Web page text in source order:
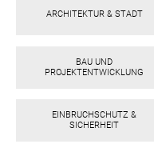
ARCHITEKTUR & STADT
BAU UND
PROJEKTENTWICKLUNG
EINBRUCHSCHUTZ &
SICHERHEIT